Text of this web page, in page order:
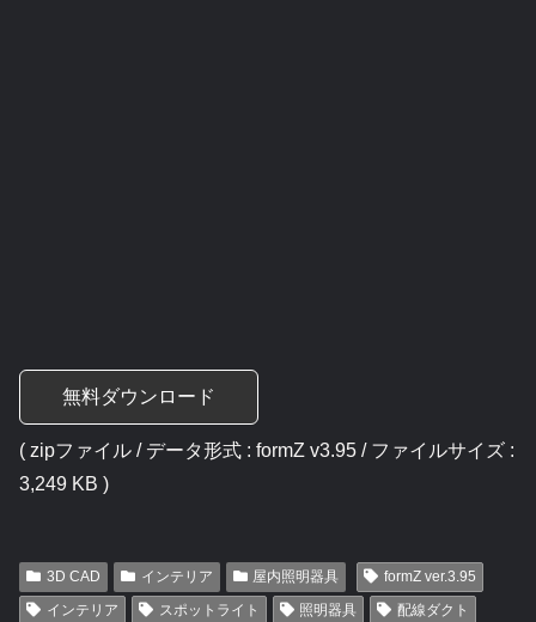
無料ダウンロード
( zipファイル / データ形式 : formZ v3.95 / ファイルサイズ :
3,249 KB )
3D CAD インテリア 屋内照明器具
formZ ver.3.95
インテリア
スポットライト 照明器具 配線ダクト